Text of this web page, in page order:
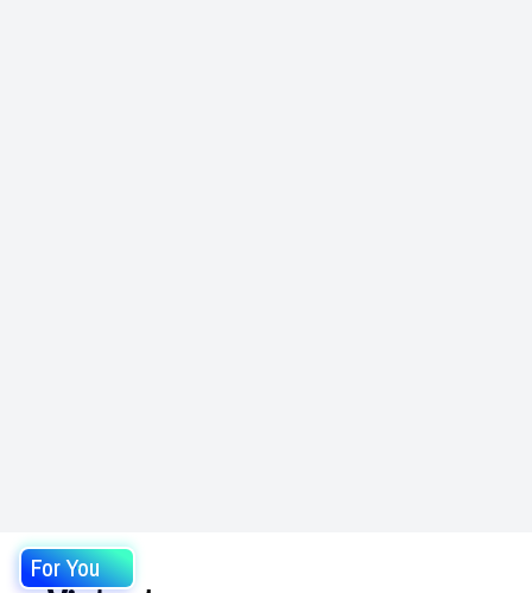
For You